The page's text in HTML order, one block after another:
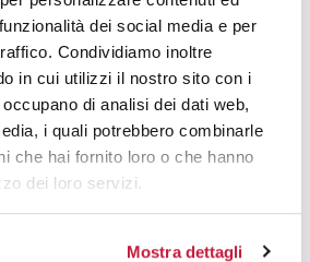
dei social media e per
Condividiamo inoltre
in cui utilizzi il nostro sito con i
di analisi dei dati web,
i quali potrebbero combinarle
che hai fornito loro o che hanno
dei loro servizi.
Mostra dettagli